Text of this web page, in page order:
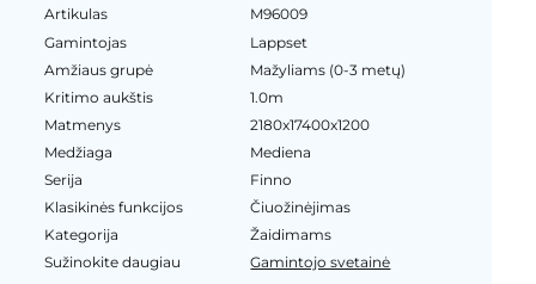
Artikulas
M96009
Gamintojas
Lappset
Amžiaus grupė
Mažyliams (0-3 metų)
Kritimo aukštis
1.0m
Matmenys
2180x17400x1200
Medžiaga
Mediena
Serija
Finno
Klasikinės funkcijos
Čiuožinėjimas
Kategorija
Žaidimams
Sužinokite daugiau
Gamintojo svetainė